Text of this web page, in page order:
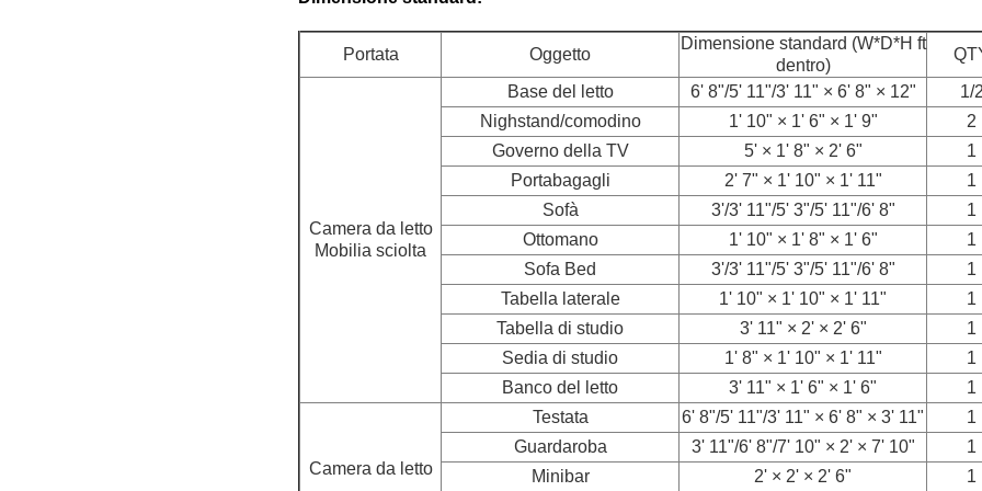
Portata Oggetto
Dimensione standard (W*D*H ft
dentro)
Camera da letto
Mobilia sciolta
Base del letto 6' 8"/5' 11"/3' 11" × 6' 8" × 12"
1/
Nighstand/comodino
1' 10" × 1' 6" × 1' 9"
2
Governo della TV
5' × 1' 8" × 2' 6"
1
Portabagagli
2' 7" × 1' 10" × 1' 11"
1
Sofà
3'/3' 11"/5' 3"/5' 11"/6' 8"
1
Ottomano
1' 10" × 1' 8" × 1' 6"
1
Sofa Bed
3'/3' 11"/5' 3"/5' 11"/6' 8"
1
Tabella laterale
1' 10" × 1' 10" × 1' 11"
1
Tabella di studio
3' 11" × 2' × 2' 6"
1
Sedia di studio
1' 8" × 1' 10" × 1' 11"
1
Banco del letto
3' 11" × 1' 6" × 1' 6" 1
Camera da letto
Testata 6' 8"/5' 11"/3' 11" × 6' 8" × 3' 11"
1
Guardaroba
3' 11"/6' 8"/7' 10" × 2' × 7' 10"
1
Minibar
2' × 2' × 2' 6" 1